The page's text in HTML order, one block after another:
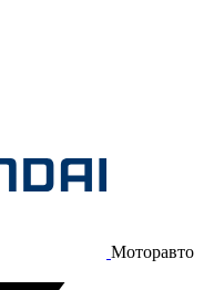
Моторавто